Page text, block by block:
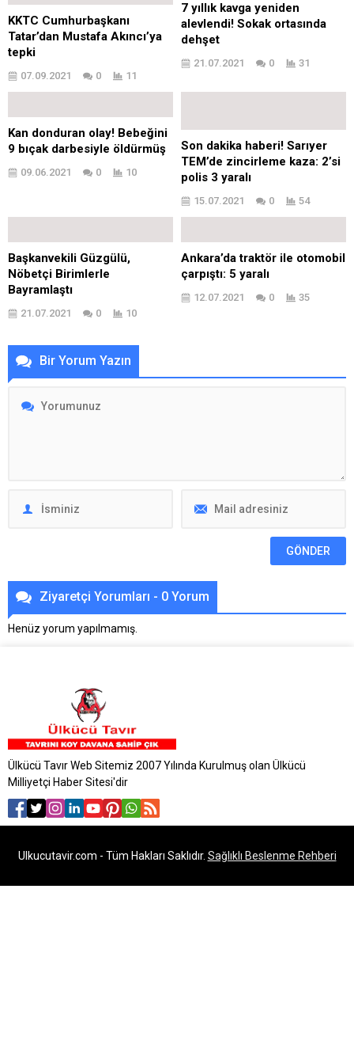
KKTC Cumhurbaşkanı
Tatar’dan Mustafa Akıncı’ya
tepki
07.09.2021 0 11
7 yıllık kavga yeniden
alevlendi! Sokak ortasında
dehşet
21.07.2021 0 31
Kan donduran olay! Bebeğini
9 bıçak darbesiyle öldürmüş
09.06.2021 0 10
Son dakika haberi! Sarıyer
TEM’de zincirleme kaza: 2’si
polis 3 yaralı
15.07.2021 0 54
Başkanvekili Güzgülü,
Nöbetçi Birimlerle
Bayramlaştı
21.07.2021 0 10
Ankara’da traktör ile otomobil
çarpıştı: 5 yaralı
12.07.2021 0 35
Bir Yorum Yazın
Ziyaretçi Yorumları - 0 Yorum
Henüz yorum yapılmamış.
Ülkücü Tavır Web Sitemiz 2007 Yılında Kurulmuş olan Ülkücü
Milliyetçi Haber Sitesi'dir
Ulkucutavir.com - Tüm Hakları Saklıdır. Sağlıklı Beslenme Rehberi